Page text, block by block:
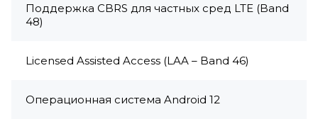
Поддержка CBRS для частных сред LTE (Band
48)
Licensed Assisted Access (LAA – Band 46)
Операционная система Android 12